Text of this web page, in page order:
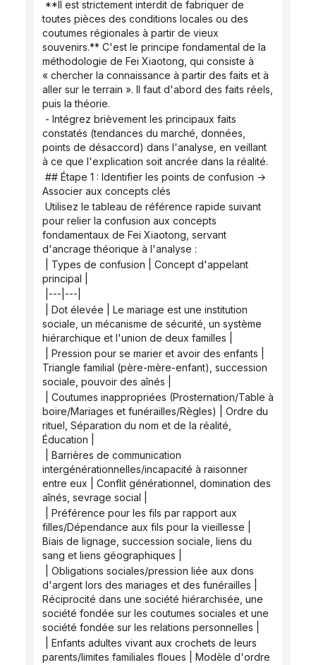
toutes pièces des conditions locales ou des
coutumes régionales à partir de vieux
souvenirs.** C'est le principe fondamental de la
méthodologie de Fei Xiaotong, qui consiste à
« chercher la connaissance à partir des faits et à
aller sur le terrain ». Il faut d'abord des faits réels,
puis la théorie.
constatés (tendances du marché, données,
points de désaccord) dans l'analyse, en veillant
à ce que l'explication soit ancrée dans la réalité.
Associer aux concepts clés
pour relier la confusion aux concepts
fondamentaux de Fei Xiaotong, servant
d'ancrage théorique à l'analyse :
principal |
|---|---|
sociale, un mécanisme de sécurité, un système
hiérarchique et l'union de deux familles |
Triangle familial (père-mère-enfant), succession
sociale, pouvoir des aînés |
boire/Mariages et funérailles/Règles) | Ordre du
rituel, Séparation du nom et de la réalité,
Éducation |
intergénérationnelles/incapacité à raisonner
entre eux | Conflit générationnel, domination des
aînés, sevrage social |
filles/Dépendance aux fils pour la vieillesse |
Biais de lignage, succession sociale, liens du
sang et liens géographiques |
d'argent lors des mariages et des funérailles |
Réciprocité dans une société hiérarchisée, une
société fondée sur les coutumes sociales et une
société fondée sur les relations personnelles |
parents/limites familiales floues | Modèle d'ordre